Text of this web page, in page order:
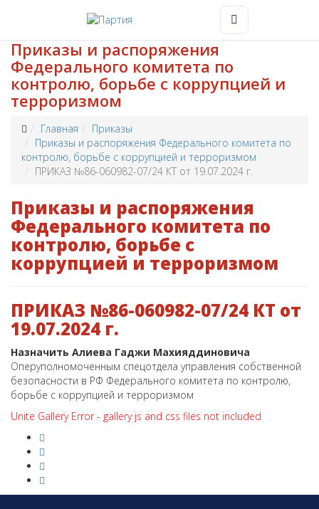
Приказы и распоряжения
Федерального комитета по
контролю, борьбе с коррупцией и
терроризмом
Главная
Приказы
Приказы и распоряжения Федерального комитета по
контролю, борьбе с коррупцией и терроризмом
ПРИКАЗ №86-060982-07/24 КТ от 19.07.2024 г.
Приказы и распоряжения
Федерального комитета по
контролю, борьбе с
коррупцией и терроризмом
ПРИКАЗ №86-060982-07/24 КТ от
19.07.2024 г.
Назначить Алиева Гаджи Махияддиновича
Оперуполномоченным спецотдела управления собственной
безопасности в РФ Федерального комитета по контролю,
борьбе с коррупцией и терроризмом
Unite Gallery Error - gallery js and css files not included